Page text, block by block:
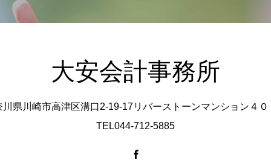
大安会計事務所
川県川崎市高津区溝口2-19-17リバーストーンマンション４０
TEL044-712-5885